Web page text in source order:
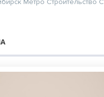
Метро Строительство